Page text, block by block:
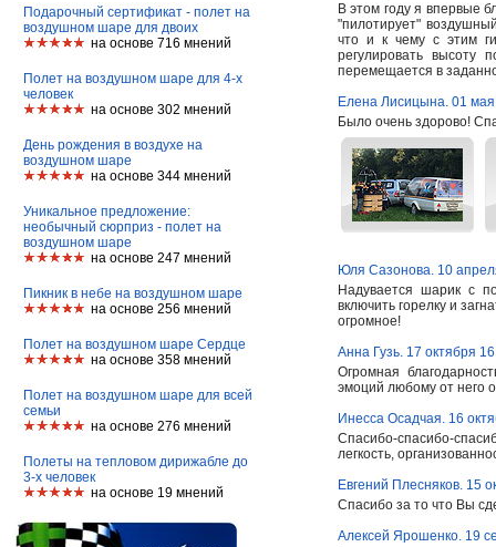
Подарочный сертификат - полет на
воздушном шаре для двоих
на основе 716 мнений
Полет на воздушном шаре для 4-х
человек
на основе 302 мнений
День рождения в воздухе на
воздушном шаре
на основе 344 мнений
Уникальное предложение:
необычный сюрприз - полет на
воздушном шаре
на основе 247 мнений
Пикник в небе на воздушном шаре
на основе 256 мнений
Полет на воздушном шаре Сердце
на основе 358 мнений
Полет на воздушном шаре для всей
семьи
на основе 276 мнений
Полеты на тепловом дирижабле до
3-х человек
на основе 19 мнений
В этом году я впервые
"пилотирует"
что и к чему с этим
регулировать
перемещается в
Елена Лисицына. 01
Было очень здорово!
Юля Сазонова. 10
Надувается шарик с
включить горелку и
огромное!
Анна Гузь. 17 октября 16
Огромная
эмоций любому от него
Инесса Осадчая. 16
Спасибо-спасибо-
легкость,
Евгений Плесняков. 15
Спасибо за то что Вы
Алексей Ярошенко. 19